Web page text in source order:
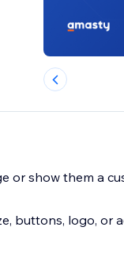
or show them a
buttons, logo, or